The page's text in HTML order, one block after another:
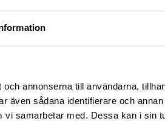
annonserna till användarna,
även sådana identifierare och
samarbetar med. Dessa kan i sin